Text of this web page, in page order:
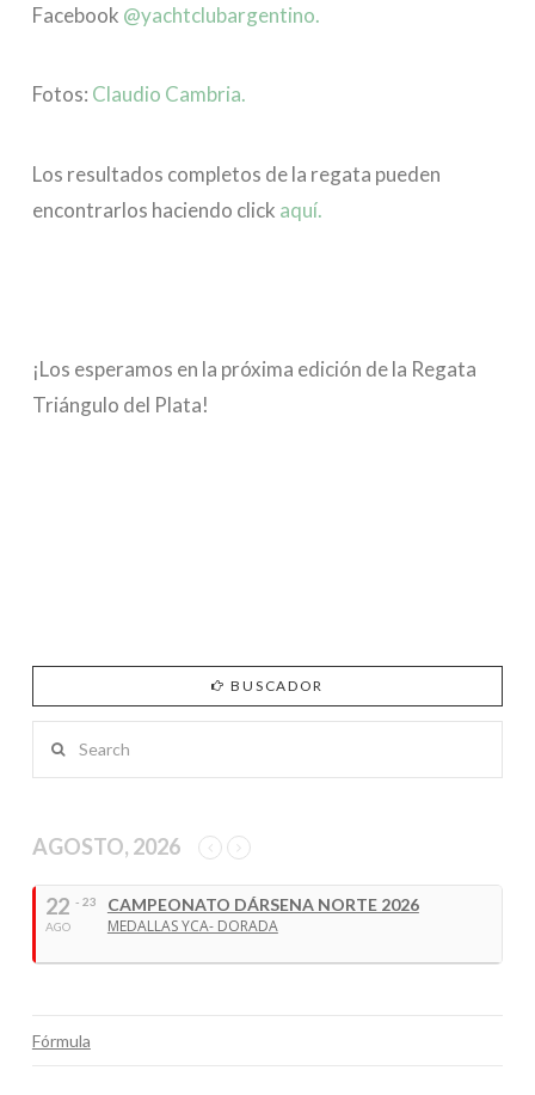
Facebook @yachtclubargentino.
Fotos: Claudio Cambria.
Los resultados completos de la regata pueden
encontrarlos haciendo click aquí.
¡Los esperamos en la próxima edición de la Regata
Triángulo del Plata!
BUSCADOR
AGOSTO, 2026
22
AGO
- 23
CAMPEONATO DÁRSENA NORTE 2026
MEDALLAS YCA- DORADA
Fórmula